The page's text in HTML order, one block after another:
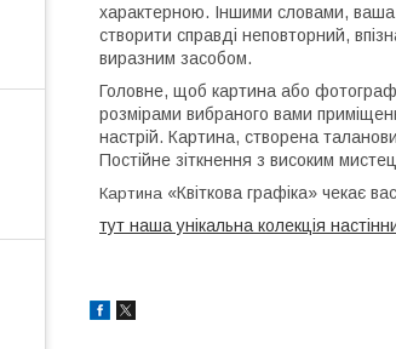
характерною. Іншими словами,
створити справді неповторний,
виразним засобом.
Головне, щоб картина або
розмірами вибраного вами
настрій. Картина, створена
Постійне зіткнення з високим
Картина «Квіткова графіка» чекає
тут наша унікальна колекція